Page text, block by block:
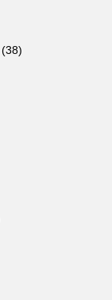
(38)